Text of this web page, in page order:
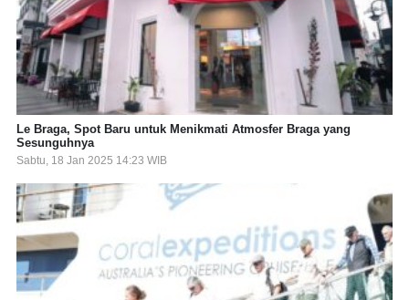
Le Braga, Spot Baru untuk Menikmati Atmosfer Braga yang
Sesunguhnya
Sabtu, 18 Jan 2025 14:23 WIB